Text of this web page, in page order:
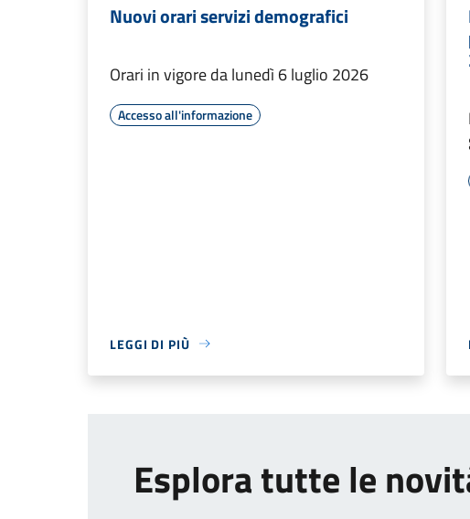
Nuovi orari servizi demografici
Orari in vigore da lunedì 6 luglio 2026
Accesso all'informazione
LEGGI DI PIÙ
Esplora tutte le